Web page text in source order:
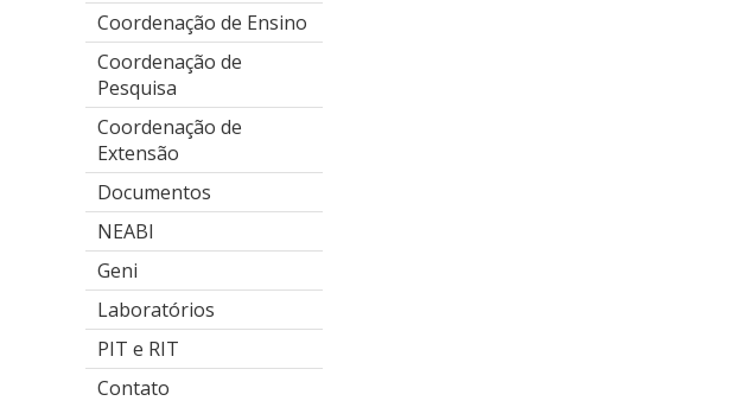
Coordenação de Ensino
Coordenação de
Pesquisa
Coordenação de
Extensão
Documentos
NEABI
Geni
Laboratórios
PIT e RIT
Contato